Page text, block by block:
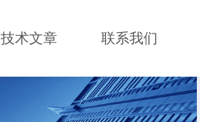
技术文章 联系我们